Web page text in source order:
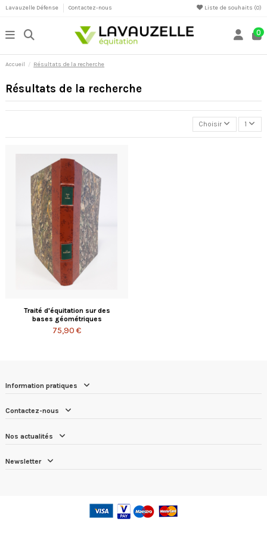
Lavauzelle Défense Contactez-nous Liste de souhaits (0)
0
Accueil Résultats de la recherche
Résultats de la recherche
Choisir 1
Traité d'équitation sur des
bases géométriques
75,90 €
Information pratiques
Contactez-nous
Nos actualités
Newsletter